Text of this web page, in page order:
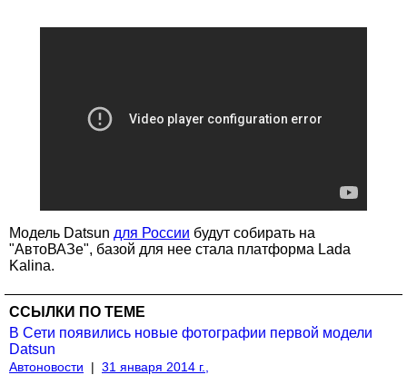
Модель Datsun для России будут собирать на
"АвтоВАЗе", базой для нее стала платформа Lada
Kalina.
ССЫЛКИ ПО ТЕМЕ
В Сети появились новые фотографии первой модели
Datsun
Автоновости | 31 января 2014 г.,